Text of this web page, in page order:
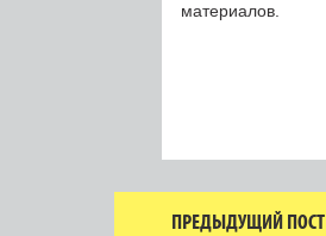
материалов.
ПРЕДЫДУЩИЙ ПОСТ